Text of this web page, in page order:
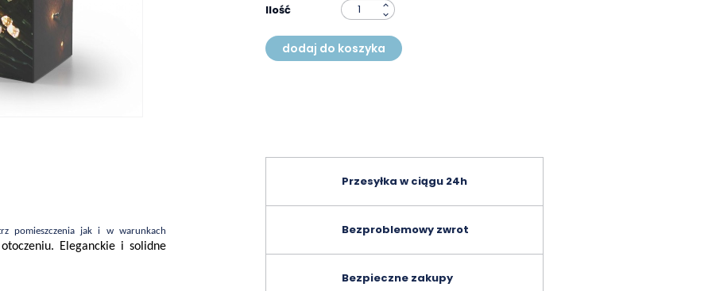
Ilość
dodaj do koszyka
pomieszczenia jak i w warunkach
Eleganckie i solidne
Przesyłka w ciągu 24h
Bezproblemowy zwrot
Bezpieczne zakupy